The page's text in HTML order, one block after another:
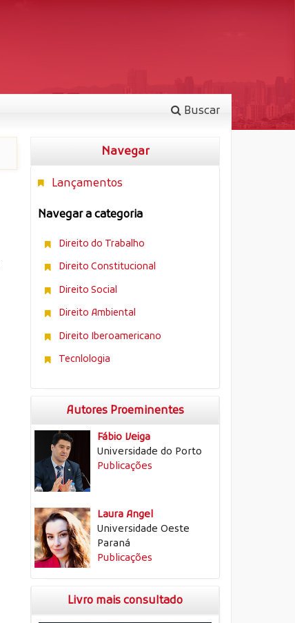
Buscar
Navegar
Lançamentos
Navegar a categoria
Direito do Trabalho
Direito Constitucional
Direito Social
Direito Ambiental
Direito Iberoamericano
Tecnlologia
Autores Proeminentes
Fábio Veiga
Universidade do Porto
Publicações
Laura Angel
Universidade Oeste
Paraná
Publicações
Livro mais consultado